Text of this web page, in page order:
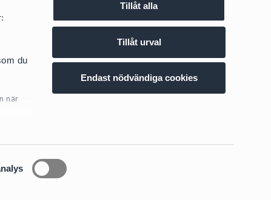
du
när
Tillåt alla
Tillåt urval
Endast nödvändiga cookies
Exchange of information relating to
reportable cross border tax
Cookie policy